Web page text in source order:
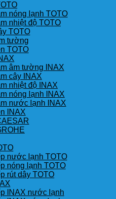
nóng lạnh TOTO
nhiệt độ TOTO
TOTO
tường
TOTO
âm tường INAX
cây INAX
nhiệt độ INAX
nóng lạnh INAX
nước lạnh INAX
INAX
nước lạnh TOTO
nóng lạnh TOTO
rút dây TOTO
INAX nước lạnh